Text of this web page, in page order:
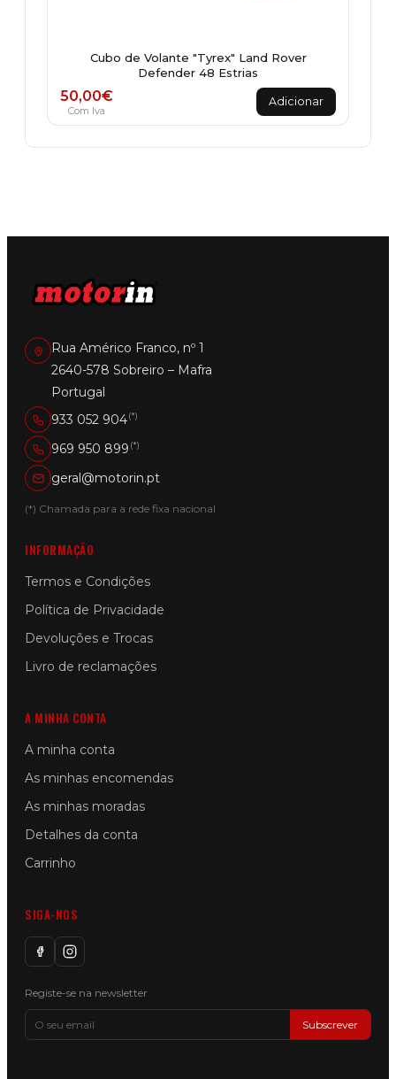
Cubo de Volante "Tyrex" Land Rover
Defender 48 Estrias
50,00€
Com Iva
Adicionar
Rua Américo Franco, nº 1
2640-578 Sobreiro – Mafra
Portugal
933 052 904(*)
969 950 899 (*)
geral@motorin.pt
(*) Chamada para a rede fixa nacional
INFORMAÇÃO
Termos e Condições
Política de Privacidade
Devoluções e Trocas
Livro de reclamações
A MINHA CONTA
A minha conta
As minhas encomendas
As minhas moradas
Detalhes da conta
Carrinho
SIGA-NOS
Registe-se na newsletter
Subscrever